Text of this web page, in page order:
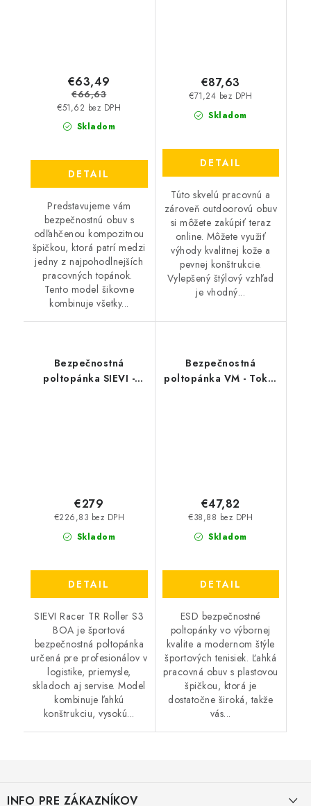
Skladom
€51,62 bez DPH
€63,49
€66,63
DETAIL
Predstavujeme vám
bezpečnostnú obuv s
odľahčenou kompozitnou
špičkou, ktorá patrí medzi
jedny z najpohodlnejších
pracovných topánok.
Tento model šikovne
kombinuje všetky...
Skladom
€71,24 bez DPH
€87,63
DETAIL
Túto skvelú pracovnú a
zároveň outdoorovú obuv
si môžete zakúpiť teraz
online. Môžete využiť
výhody kvalitnej kože a
pevnej konštrukcie.
Vylepšený štýlový vzhľad
je vhodný...
Bezpečnostná
poltopánka SIEVI -
Skladom
€226,83 bez DPH
€279
DETAIL
SIEVI Racer TR Roller S3
BOA je športová
bezpečnostná poltopánka
určená pre profesionálov v
logistike, priemysle,
skladoch aj servise. Model
kombinuje ľahkú
konštrukciu, vysokú...
Bezpečnostná
poltopánka VM - Tokio
Skladom
€38,88 bez DPH
€47,82
DETAIL
ESD bezpečnostné
poltopánky vo výbornej
kvalite a modernom štýle
športových tenisiek. Ľahká
pracovná obuv s plastovou
špičkou, ktorá je
dostatočne široká, takže
vás...
INFO PRE ZÁKAZNÍKOV